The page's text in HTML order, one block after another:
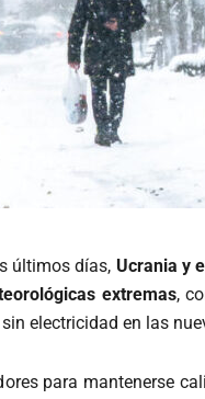
últimos días, Ucrania y
extremas,
electricidad en las
para mantenerse